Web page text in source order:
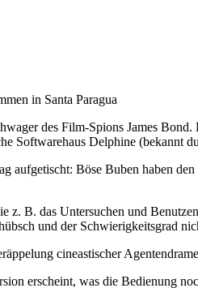
in Santa Paragua
des Film-Spions James
Softwarehaus Delphine (bekannt
Böse Buben haben
B. das Untersuchen und
und der Schwierigkeitsgrad
cineastischer
erscheint, was die Bedienung